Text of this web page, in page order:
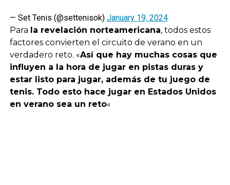
— Set Tenis (@settenisok) January 19, 2024
Para la revelación norteamericana, todos estos
factores convierten el circuito de verano en un
verdadero reto. «Así que hay muchas cosas que
influyen a la hora de jugar en pistas duras y
estar listo para jugar, además de tu juego de
tenis. Todo esto hace jugar en Estados Unidos
en verano sea un reto«